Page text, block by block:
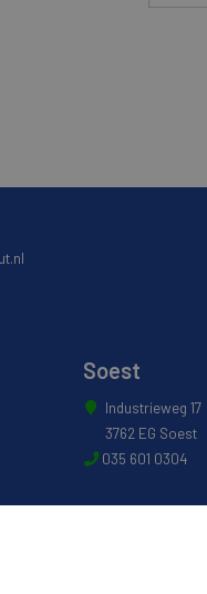
Soest
Industrieweg 17
3762 EG Soest
035 601 0304